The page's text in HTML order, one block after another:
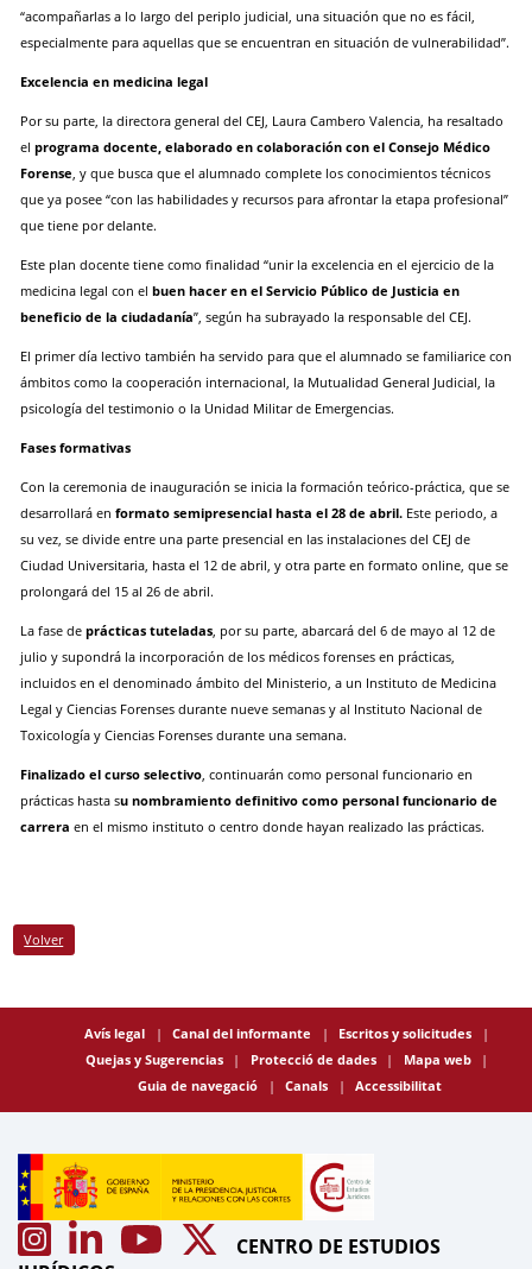
“acompañarlas a lo largo del periplo judicial, una situación que no es fácil,
especialmente para aquellas que se encuentran en situación de vulnerabilidad”.
Excelencia en medicina legal
Por su parte, la directora general del CEJ, Laura Cambero Valencia, ha resaltado
el programa docente, elaborado en colaboración con el Consejo Médico
Forense , y que busca que el alumnado complete los conocimientos técnicos
que ya posee “con las habilidades y recursos para afrontar la etapa profesional”
que tiene por delante.
Este plan docente tiene como finalidad “unir la excelencia en el ejercicio de la
medicina legal con el buen hacer en el Servicio Público de Justicia en
beneficio de la ciudadanía”, según ha subrayado la responsable del CEJ.
El primer día lectivo también ha servido para que el alumnado se familiarice con
ámbitos como la cooperación internacional, la Mutualidad General Judicial, la
psicología del testimonio o la Unidad Militar de Emergencias.
Fases formativas
Con la ceremonia de inauguración se inicia la formación teórico-práctica, que se
desarrollará en formato semipresencial hasta el 28 de abril. Este periodo, a
su vez, se divide entre una parte presencial en las instalaciones del CEJ de
Ciudad Universitaria, hasta el 12 de abril, y otra parte en formato online, que se
prolongará del 15 al 26 de abril.
La fase de prácticas tuteladas, por su parte, abarcará del 6 de mayo al 12 de
julio y supondrá la incorporación de los médicos forenses en prácticas,
incluidos en el denominado ámbito del Ministerio, a un Instituto de Medicina
Legal y Ciencias Forenses durante nueve semanas y al Instituto Nacional de
Toxicología y Ciencias Forenses durante una semana.
Finalizado el curso selectivo, continuarán como personal funcionario en
prácticas hasta su nombramiento definitivo como personal funcionario de
carrera en el mismo instituto o centro donde hayan realizado las prácticas.
Volver
Avís legal Canal del informante
Escritos y solicitudes
Quejas y Sugerencias
Protecció de dades
Mapa web
Guia de navegació
Canals Accessibilitat
CENTRO DE ESTUDIOS